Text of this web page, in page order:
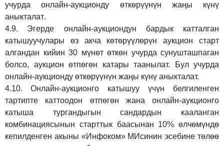
учурда онлайн-аукционду өткөрүүнүн жаңы күнү
аныкталат.
4.9.
Эгерде онлайн-аукциондун бардык катталган
катышуучулары өз акча көтөрүүлөрүн аукцион старт
алгандан кийин 30 мүнөт өткөн учурда сунушташпаган
болсо, аукцион өтпөгөн катары таанылат. Бул учурда
онлайн-аукционду өткөрүүнүн жаңы күнү аныкталат.
4.10.
Онлайн-аукционго катышуу үчүн белгиленген
тартипте каттоодон өтпөгөн жана онлайн-аукционго
катыша тургандыгын сандардын кааланган
комбинациясынын старттык баасынан 10% өлчөмүндө
кепилденген акыны «Инфоком» МИсинин эсебине төлөө